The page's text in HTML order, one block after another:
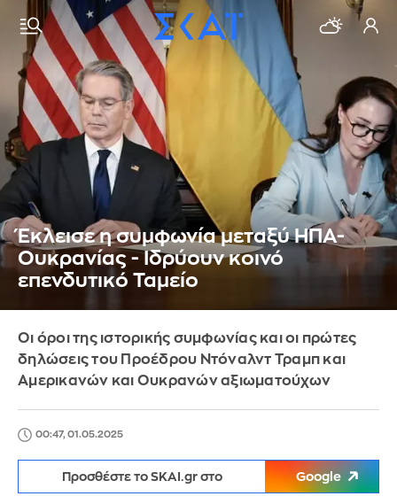
Έκλεισε η συμφωνία μεταξύ ΗΠΑ-
Ουκρανίας - Ιδρύουν κοινό
επενδυτικό Ταμείο
Οι όροι της ιστορικής συμφωνίας και οι πρώτες
δηλώσεις του Προέδρου Ντόναλντ Τραμπ και
Αμερικανών και Ουκρανών αξιωματούχων
00:47, 01.05.2025
Προσθέστε το SKAI.gr στο Google